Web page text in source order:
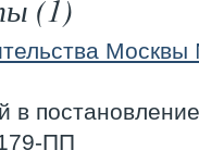
(1)
в
ПП